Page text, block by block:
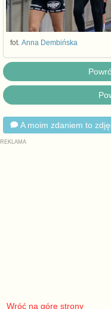
fot. Anna Dembińska
A moim zdaniem to
Wróć na górę strony